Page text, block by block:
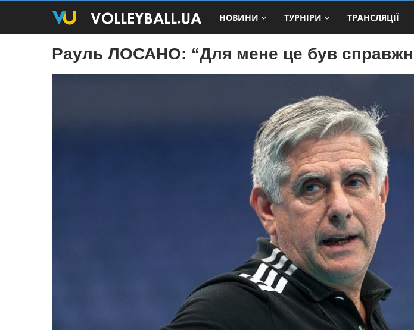
НОВИНИ ТУРНІРИ ТРАНСЛЯЦІЇ
Рауль ЛОСАНО: “Для мене це був